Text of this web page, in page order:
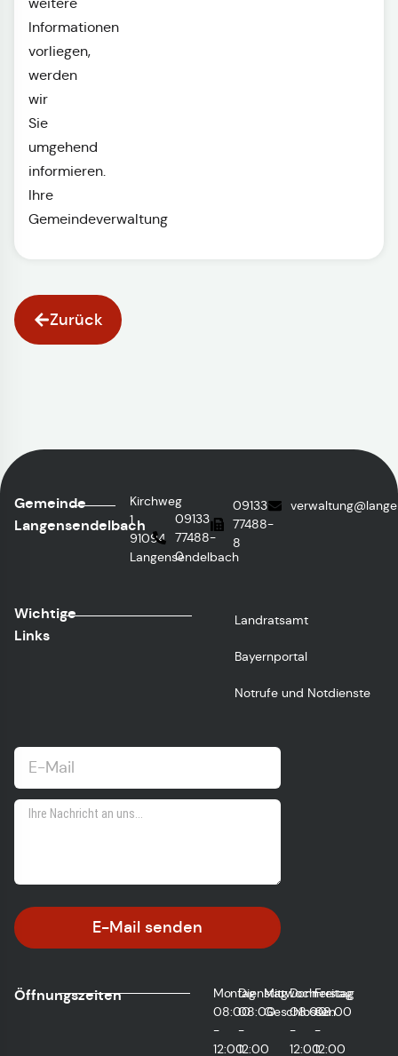
Informationen
vorliegen,
werden
wir
Sie
umgehend
informieren.
Ihre
Gemeindeverwaltung
Zurück
Gemeinde
Langensendelbach
Kirchweg
1
91094
Langensendelbach
09133
77488-
0
09133
77488-
8
Wichtige
Links
Landratsamt
Bayernportal
Notrufe und Notdienste
E-Mail senden
Öffnungszeiten
Montag
08:00
-
12:00
Dienstag
08:00
-
12:00
Mittwoch
Geschlossen
Donnerstag
08:00
-
12:00
Freitag
08:00
-
12:00